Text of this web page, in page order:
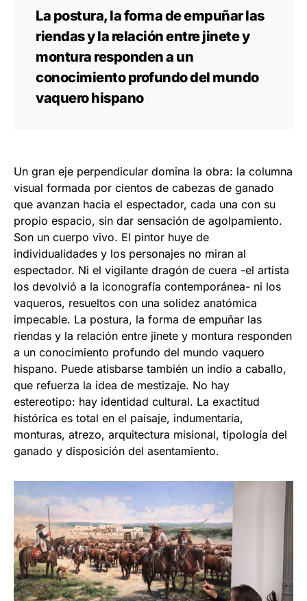
La postura, la forma de empuñar las
riendas y la relación entre jinete y
montura responden a un
conocimiento profundo del mundo
vaquero hispano
Un gran eje perpendicular domina la obra: la columna
visual formada por cientos de cabezas de ganado
que avanzan hacia el espectador, cada una con su
propio espacio, sin dar sensación de agolpamiento.
Son un cuerpo vivo. El pintor huye de
individualidades y los personajes no miran al
espectador. Ni el vigilante dragón de cuera -el artista
los devolvió a la iconografía contemporánea- ni los
vaqueros, resueltos con una solidez anatómica
impecable. La postura, la forma de empuñar las
riendas y la relación entre jinete y montura responden
a un conocimiento profundo del mundo vaquero
hispano. Puede atisbarse también un indio a caballo,
que refuerza la idea de mestizaje. No hay
estereotipo: hay identidad cultural. La exactitud
histórica es total en el paisaje, indumentaria,
monturas, atrezo, arquitectura misional, tipología del
ganado y disposición del asentamiento.